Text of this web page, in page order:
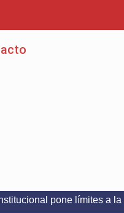
pone límites a la libertad